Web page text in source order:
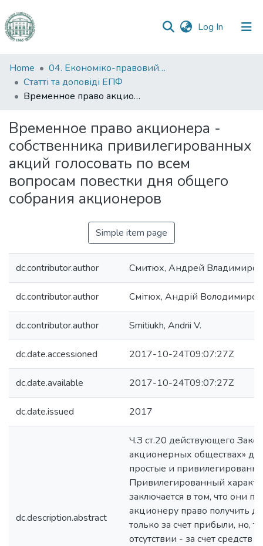
Log In (current)
Communities
&
Collections
Statistics
Home
04. Економіко-правовий факультет
Статті та доповіді ЕПФ
Временное право акционера - собственника привилегированных акций голосовать по всем вопросам повестки дня общего собрания акционеров
Временное право акционера -
собственника привилегированных
акций голосовать по всем
вопросам повестки дня общего
собрания акционеров
Simple item page
dc.contributor.author Смитюх, Андрей
dc.contributor.author Смітюх, Андрій
dc.contributor.author Smitiukh, Andrii V.
dc.date.accessioned 2017-10-24T09:07:27Z
dc.date.available 2017-10-24T09:07:27Z
dc.date.issued 2017
dc.description.abstract
Ч.З ст.20 действующего
акционерных обществах»
простые и
Привилегированный
заключается в том, что они
акционеру право получить
только за счет прибыли, но,
отсутствии - за счет средств